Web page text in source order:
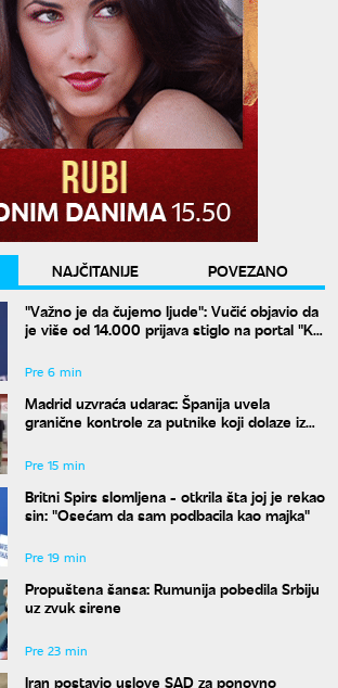
NAJČITANIJE
POVEZANO
"Važno je da čujemo ljude": Vučić objavio da
je više od 14.000 prijava stiglo na portal "Ko
Pre 6 min
Madrid uzvraća udarac: Španija uvela
granične kontrole za putnike koji dolaze iz
Pre 15 min
Britni Spirs slomljena - otkrila šta joj je rekao
sin: "Osećam da sam podbacila kao majka"
Pre 19 min
Propuštena šansa: Rumunija pobedila Srbiju
uz zvuk sirene
Pre 23 min
Iran postavio uslove SAD za ponovno